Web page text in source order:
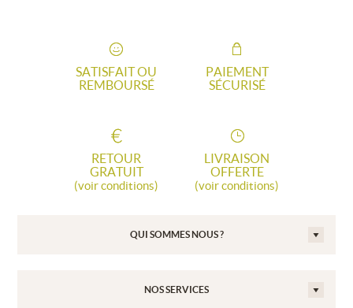
SATISFAIT OU
REMBOURSÉ
PAIEMENT
SÉCURISÉ
RETOUR
GRATUIT
(voir conditions)
LIVRAISON
OFFERTE
(voir conditions)
QUI SOMMES NOUS ?
NOS SERVICES